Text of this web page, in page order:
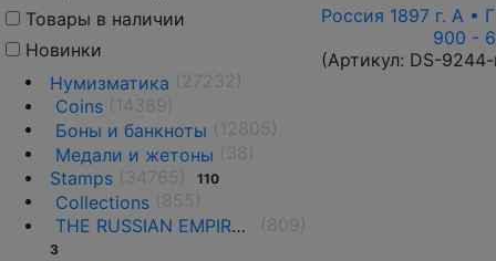
Товары в наличии
Новинки
Нумизматика
Coins
Боны и банкноты
Медали и жетоны
Stamps
110
Collections
THE RUSSIAN EMPIRE UNTIL 1917.
3
Россия 1897 г. А •
900 -
(Артикул: DS-